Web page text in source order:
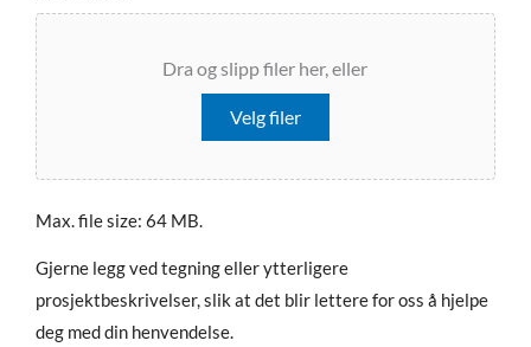
Dra og slipp filer her, eller
Velg filer
Max. file size: 64 MB.
Gjerne legg ved tegning eller ytterligere
prosjektbeskrivelser, slik at det blir lettere for oss å hjelpe
deg med din henvendelse.